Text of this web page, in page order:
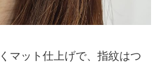
マット仕上げで、指紋はつ